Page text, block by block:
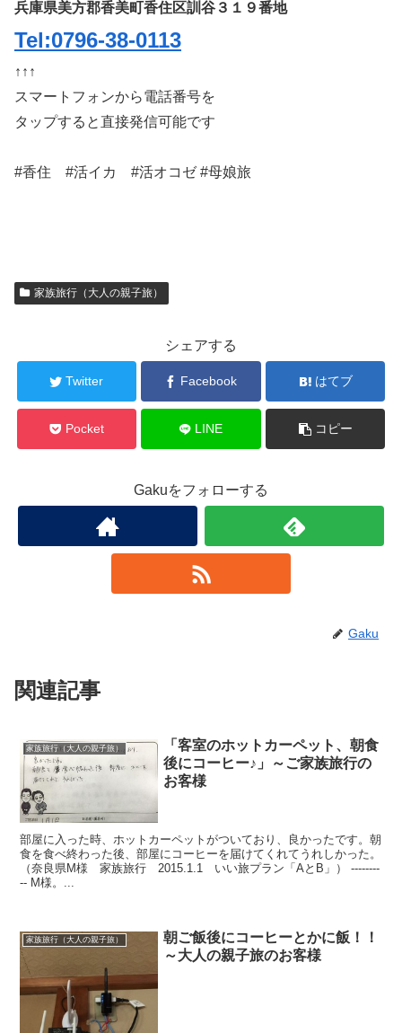
兵庫県美方郡香美町香住区訓谷３１９番地
Tel:0796-38-0113
↑↑↑
スマートフォンから電話番号を
タップすると直接発信可能です
#香住 #活イカ #活オコゼ #母娘旅
家族旅行（大人の親子旅）
シェアする
Twitter Facebook はてブ
Pocket LINE コピー
Gakuをフォローする
Gaku
関連記事
家族旅行（大人の親子旅）
「客室のホットカーペット、朝食
後にコーヒー♪」～ご家族旅行の
お客様
部屋に入った時、ホットカーペットがついており、良かったです。朝
食を食べ終わった後、部屋にコーヒーを届けてくれてうれしかった。
（奈良県M様 家族旅行 2015.1.1 いい旅プラン「AとB」） --------
-- M様。...
家族旅行（大人の親子旅）
朝ご飯後にコーヒーとかに飯！！
～大人の親子旅のお客様